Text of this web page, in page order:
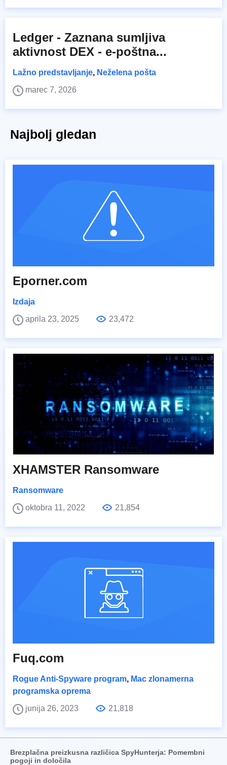
Ledger - Zaznana sumljiva
aktivnost DEX - e-poštna...
Lažno predstavljanje, Neželena pošta
marec 7, 2026
Najbolj gledan
Eporner.com
Izdaja
aprila 23, 2025
23,472
XHAMSTER Ransomware
Ransomware
oktobra 11, 2022
21,854
Fuq.com
Rogue Anti-Spyware program, Mac zlonamerna
programska oprema
junija 26, 2023
21,818
Brezplačna preizkusna različica SpyHunterja: Pomembni
pogoji in določila